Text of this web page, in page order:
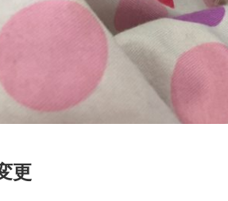
更